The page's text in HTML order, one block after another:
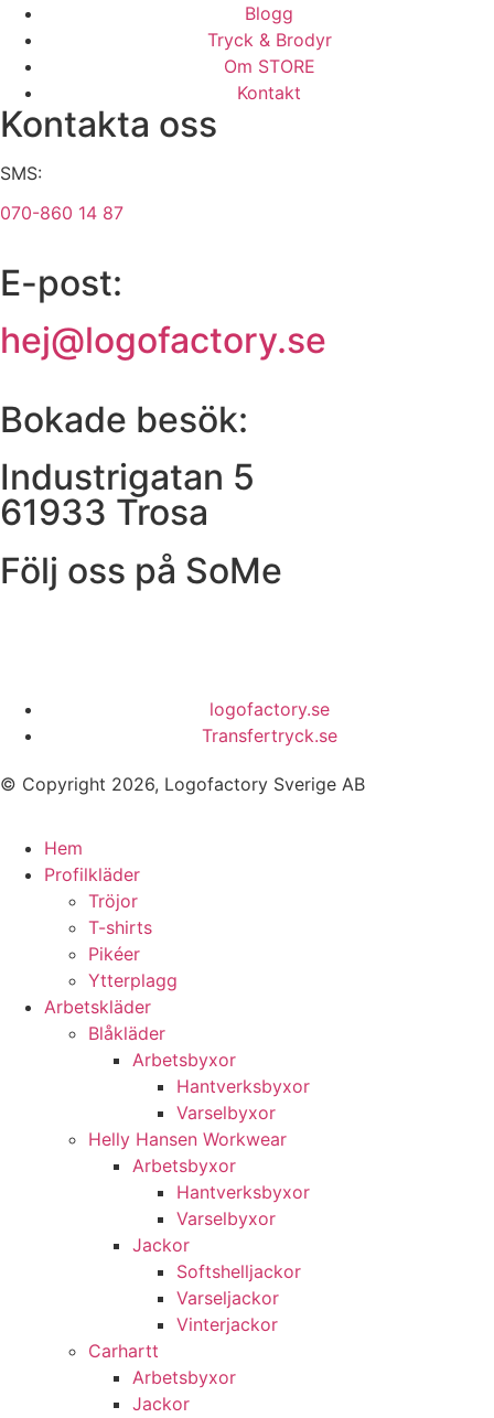
Blogg
Tryck & Brodyr
Om STORE
Kontakt
Kontakta oss
SMS:
070-860 14 87
E-post:
hej@logofactory.se
Bokade besök:
Industrigatan 5
61933 Trosa
Följ oss på SoMe
logofactory.se
Transfertryck.se
© Copyright 2026, Logofactory Sverige AB
Hem
Profilkläder
Tröjor
T-shirts
Pikéer
Ytterplagg
Arbetskläder
Blåkläder
Arbetsbyxor
Hantverksbyxor
Varselbyxor
Helly Hansen Workwear
Arbetsbyxor
Hantverksbyxor
Varselbyxor
Jackor
Softshelljackor
Varseljackor
Vinterjackor
Carhartt
Arbetsbyxor
Jackor